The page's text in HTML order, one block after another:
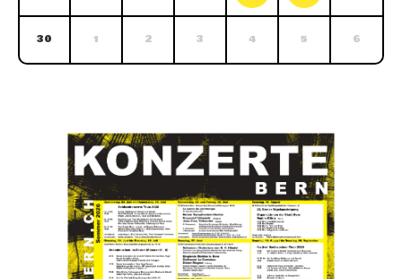
30 1 2 3 4 5 6